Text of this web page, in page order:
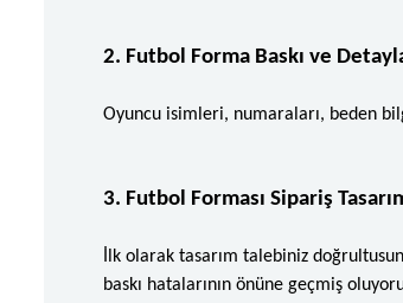
2. Futbol Forma Baskı ve
Oyuncu isimleri, numaraları, beden
3. Futbol Forması Sipariş
İlk olarak tasarım talebiniz
baskı hatalarının önüne geçmiş